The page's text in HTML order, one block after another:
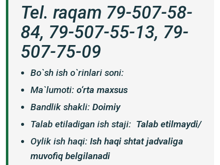
Tel. raqam 79-507-58-
84, 79-507-55-13, 79-
507-75-09
Bo`sh ish o`rinlari soni:
Ma`lumoti: o‘rta maxsus
Bandlik shakli: Doimiy
Talab etiladigan ish staji: Talab etilmaydi/
Oylik ish haqi: Ish haqi shtat jadvaliga
muvofiq belgilanadi